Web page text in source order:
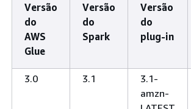
Versão
do
AWS
Glue
Versão
do
Spark
Versão
do
plug-in
3.0 3.1
3.1-
amzn-